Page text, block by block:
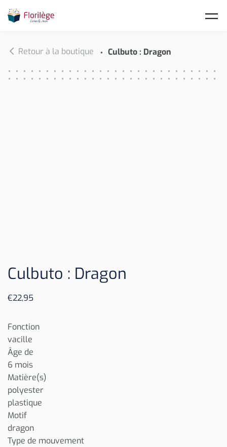
Retour à la boutique Culbuto : Dragon
Culbuto : Dragon
€22,95
Fonction
vacille
Âge de
6 mois
Matière(s)
polyester
plastique
Motif
dragon
Type de mouvement